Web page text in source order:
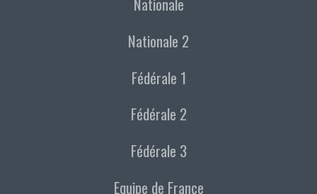
Nationale 2
Fédérale 1
Fédérale 2
Fédérale 3
Equipe de France